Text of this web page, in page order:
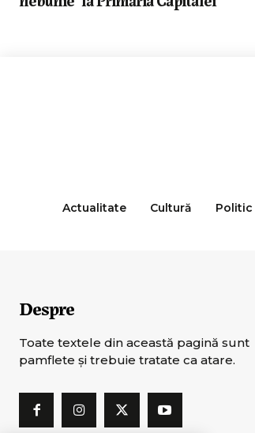
Actualitate Cultură Politic
Despre
Toate textele din această pagină sunt
pamflete şi trebuie tratate ca atare.